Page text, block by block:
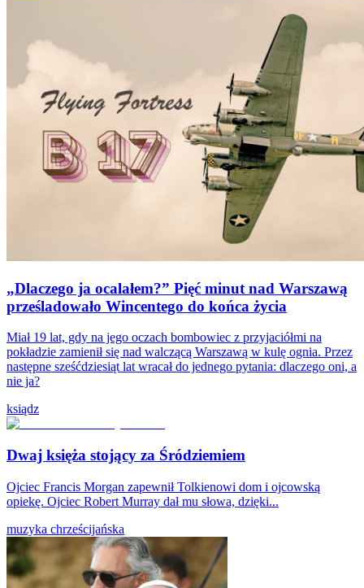
„Dlaczego ja ocalałem?” Pięć minut nad Warszawą
prześladowało Wincentego do końca życia
Miał 19 lat, gdy na jego oczach bombowiec z przyjaciółmi na
pokładzie zamienił się nad walczącą Warszawą w kulę ognia. Przez
następne sześćdziesiąt lat wracał do jednego pytania: dlaczego oni, a
nie ja?
ksiądz
Dwaj księża stojący za Śródziemiem
Ojciec Francis Morgan zapewnił Tolkienowi dom i ojcowską
opiekę. Ojciec Robert Murray dał mu słowa, dzięki...
muzyka chrześcijańska